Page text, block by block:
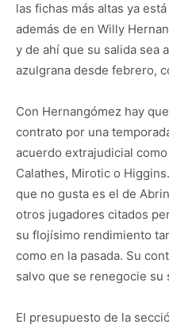
las fichas más altas ya
además de en Willy
y de ahí que su salida sea
azulgrana desde febrero,
Con Hernangómez hay
contrato por una
acuerdo extrajudicial
Calathes, Mirotic o
que no gusta es el de
otros jugadores citados
su flojísimo rendimiento
como en la pasada. Su
salvo que se renegocie su
El presupuesto de la